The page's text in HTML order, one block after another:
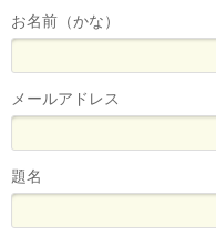
お名前（かな）
メールアドレス
題名